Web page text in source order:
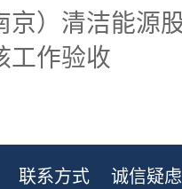
京）清洁能源
工作验收
联系方式 诚信疑